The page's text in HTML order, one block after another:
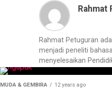
Rahmat
Rahmat Petuguran
menjadi peneliti
menyelesaikan
Program Doktor
MUDA & GEMBIRA 12 years ago